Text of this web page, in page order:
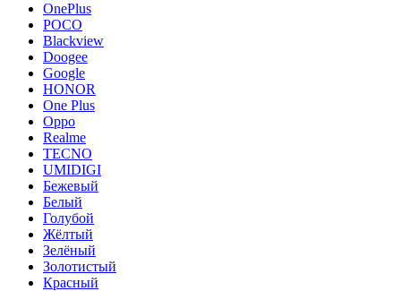
OnePlus
POCO
Blackview
Doogee
Google
HONOR
One Plus
Oppo
Realme
TECNO
UMIDIGI
Бежевый
Белый
Голубой
Жёлтый
Зелёный
Золотистый
Красный